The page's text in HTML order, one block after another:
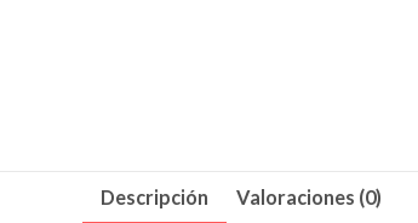
Descripción Valoraciones (0)